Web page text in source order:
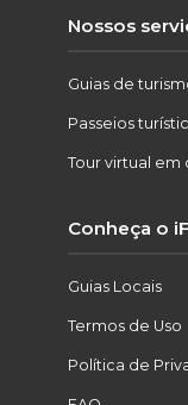
Nossos
Guias de
Passeios
Tour virtual em
Conheça o
Guias Locais
Termos de Uso
Política de